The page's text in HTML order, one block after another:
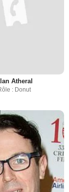
Atheral
: Donut